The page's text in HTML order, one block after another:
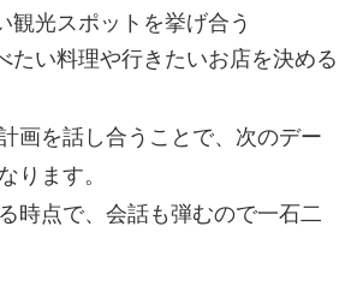
観光スポットを挙げ合う
たい料理や行きたいお店を決める
画を話し合うことで、次のデー
ります。
時点で、会話も弾むので一石二